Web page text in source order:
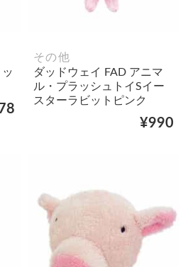
その他
ダッドウェイ FAD アニマ
ル・プラッシュトイSイー
スターラビットピンク
¥990